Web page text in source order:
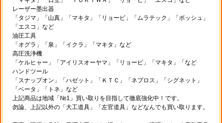
レーザー墨出器
「タジマ」「山真」「マキタ」「リョービ」「ムラテック」「ボッシュ」
「エスコ」など
油圧工具
「オグラ」「泉」「イクラ」「マキタ」など
高圧洗浄機
「ケルヒャー」「アイリスオーヤマ」「リョービ」「マキタ」「など
ハンドツール
「スナップオン」「ハゼット」「ＫＴＣ」「ネプロス」「シグネット」
「ベータ」「トネ」など
上記商品は地域「№1」買い取りを目指して徹底強化中！です。
勿論、上記以外の「大工道具」「左官道具」などなんでも買い取ります。